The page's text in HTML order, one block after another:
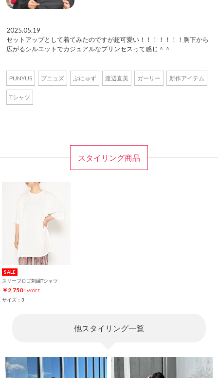
2025.05.19
セットアップとして着てみたのですが超可愛い！！！！！！！胸下から
広がるシルエットでカジュアルなプリンセスって感じ＾＾
PUNYUS プニュズ ぷにゅず 渡辺直美 ガーリー 新作アイテム
Tシャツ
スタイリング商品
SALE
スリーブロゴ刺繍Tシャツ
￥2,750 16%OFF
サイズ：3
他スタイリング一覧